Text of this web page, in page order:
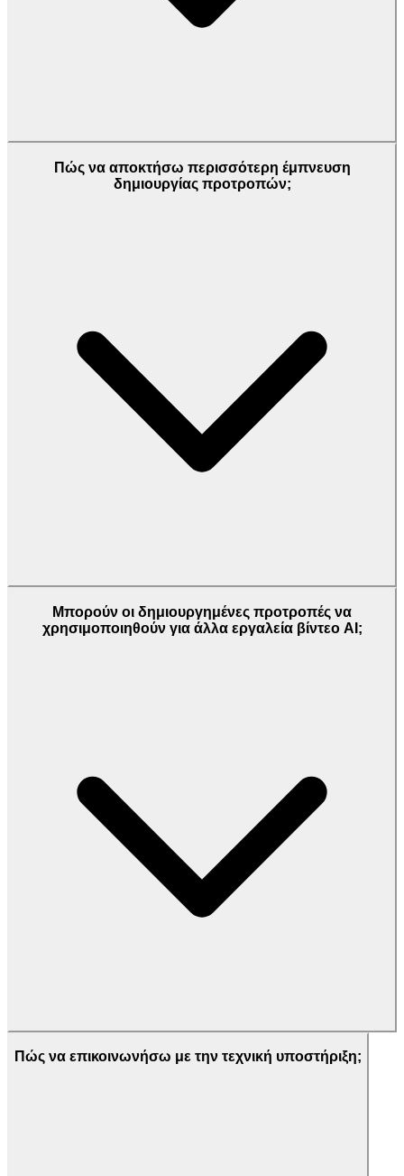
Πώς να αποκτήσω περισσότερη έμπνευση
δημιουργίας προτροπών;
Μπορούν οι δημιουργημένες προτροπές να
χρησιμοποιηθούν για άλλα εργαλεία βίντεο AI;
Πώς να επικοινωνήσω με την τεχνική υποστήριξη;